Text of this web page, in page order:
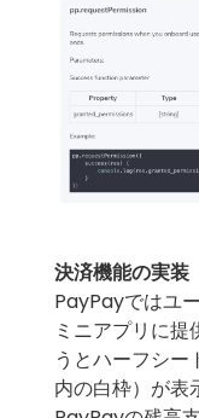
決済機能の実装
PayPayではユ
ミニアプリに
うとハーフシ
内の白枠）が表